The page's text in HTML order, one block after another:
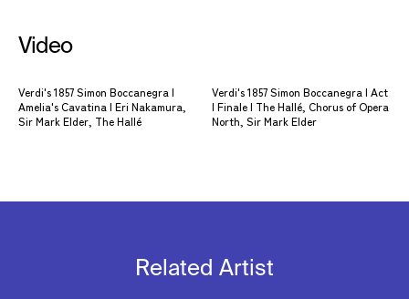
Video
Verdi's 1857 Simon Boccanegra |
Amelia's Cavatina | Eri Nakamura,
Sir Mark Elder, The Hallé
Verdi's 1857 Simon Boccanegra | Act
I Finale | The Hallé, Chorus of Opera
North, Sir Mark Elder
Related Artist